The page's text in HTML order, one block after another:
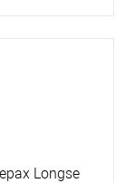
Longse